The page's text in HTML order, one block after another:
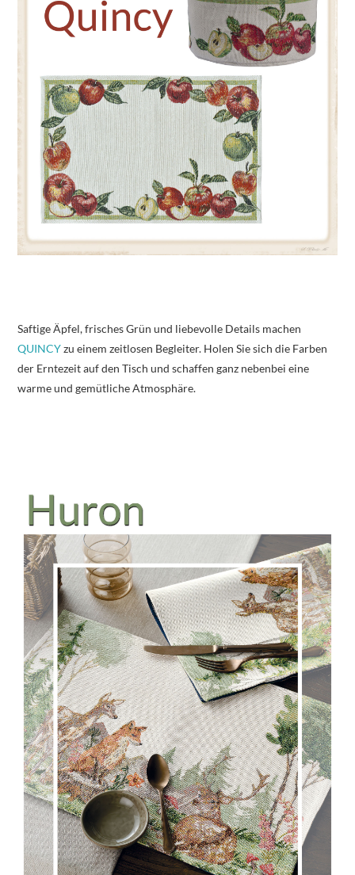
Saftige Äpfel, frisches Grün und liebevolle Details machen
QUINCYzu einem zeitlosen Begleiter. Holen Sie sich die Farben
der Erntezeit auf den Tisch und schaffen ganz nebenbei eine
warme und gemütliche Atmosphäre.